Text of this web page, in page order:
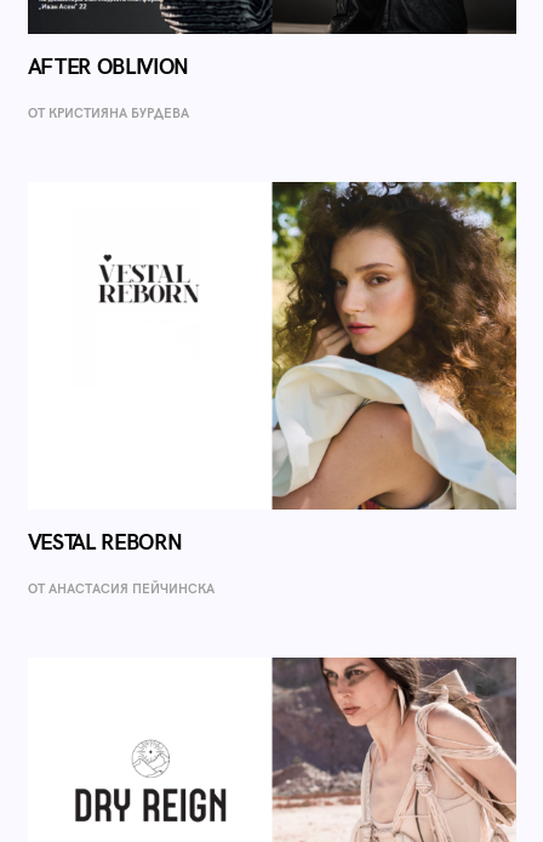
AFTER OBLIVION
ОТ КРИСТИЯНА БУРДЕВА
VESTAL REBORN
ОТ AНАСТАСИЯ ПЕЙЧИНСКА